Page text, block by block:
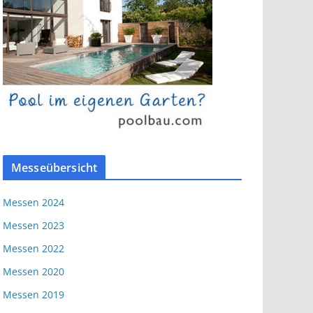
Messeübersicht
Messen 2024
Messen 2023
Messen 2022
Messen 2020
Messen 2019